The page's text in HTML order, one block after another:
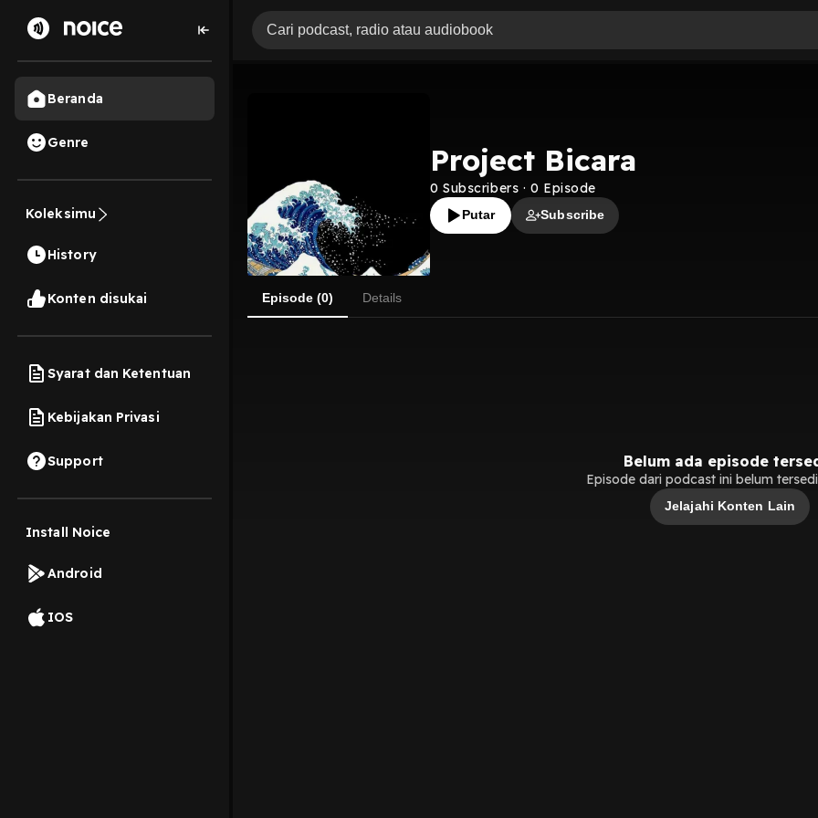
Beranda
Genre
Koleksimu
History
Konten disukai
Syarat dan Ketentuan
Kebijakan Privasi
Support
Install Noice
Android
IOS
Project Bicara
0 Subscribers · 0 Episode
Putar Subscribe
Episode (0) Details
Belum ada episode
Episode dari podcast ini belum
Jelajahi Konten Lain